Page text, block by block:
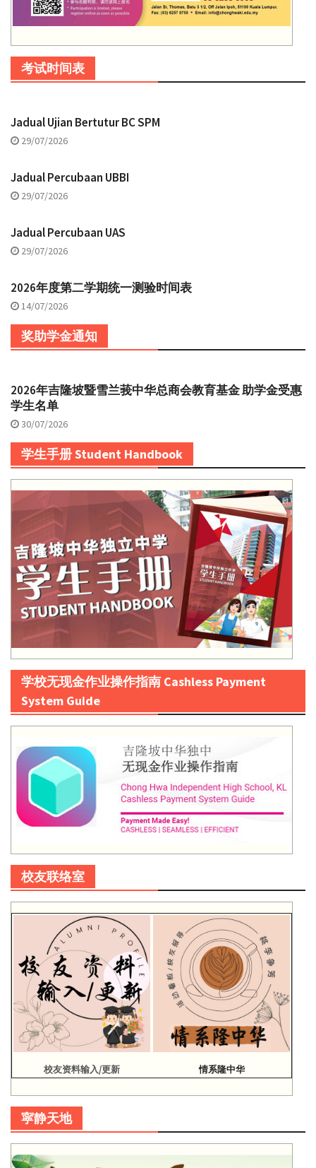
考试时间表
Jadual Ujian Bertutur BC SPM
29/07/2026
Jadual Percubaan UBBI
29/07/2026
Jadual Percubaan UAS
29/07/2026
2026年度第二学期统一测验时间表
14/07/2026
奖助学金通知
2026年吉隆坡暨雪兰莪中华总商会教育基金 助学金受惠
学生名单
30/07/2026
学生手册 Student Handbook
学校无现金作业操作指南 Cashless Payment
System Guide
校友联络室
校友资料输入/更新 情系隆中华
寜静天地